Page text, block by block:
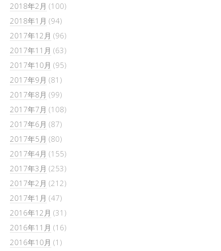
2018年2月 (100)
2018年1月 (94)
2017年12月 (96)
2017年11月 (63)
2017年10月 (95)
2017年9月 (81)
2017年8月 (99)
2017年7月 (108)
2017年6月 (87)
2017年5月 (80)
2017年4月 (155)
2017年3月 (253)
2017年2月 (212)
2017年1月 (47)
2016年12月 (31)
2016年11月 (16)
2016年10月 (1)